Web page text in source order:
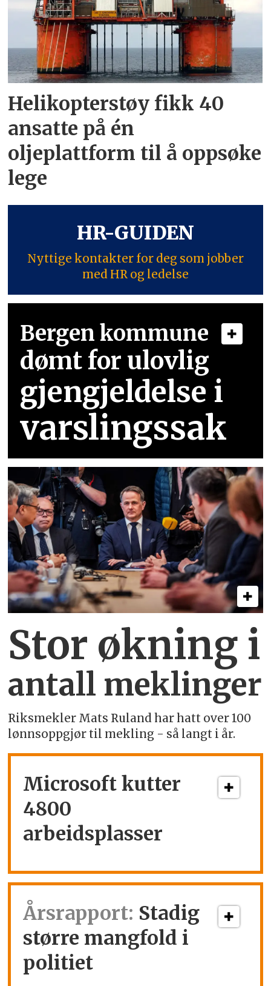
Helikopterstøy fikk 40
ansatte på én
oljeplattform til å oppsøke
lege
HR-GUIDEN
Nyttige kontakter for deg som jobber
med HR og ledelse
Bergen kommune
dømt for ulovlig
gjengjeldelse i
varslingssak
Stor økning i
antall meklinger
Riksmekler Mats Ruland har hatt over 100
lønnsoppgjør til mekling - så langt i år.
Microsoft kutter
4800
arbeidsplasser
Årsrapport: Stadig
større mangfold i
politiet